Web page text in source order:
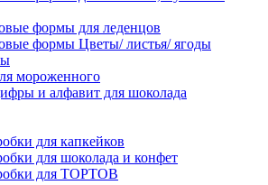
формы для леденцов
формы Цветы/ листья/ ягоды
мороженного
и алфавит для шоколада
для капкейков
для шоколада и конфет
для ТОРТОВ